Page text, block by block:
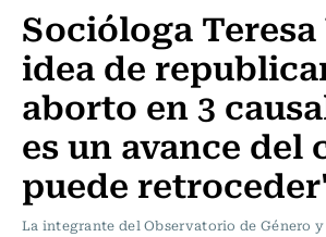
Socióloga Teresa
idea de
aborto en 3
es un avance del
puede
La integrante del Observatorio de Género